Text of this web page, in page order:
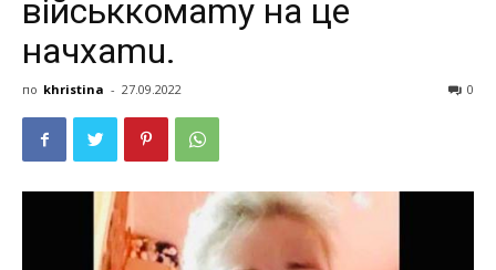
вiйськкoмamу нa цe
нaчxamu.
по khristina - 27.09.2022 0